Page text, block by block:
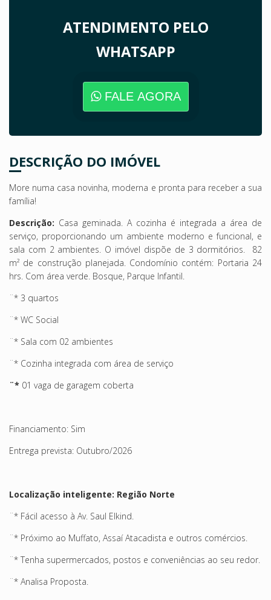
ATENDIMENTO PELO
WHATSAPP
FALE AGORA
DESCRIÇÃO DO IMÓVEL
More numa casa novinha, moderna e pronta para receber a sua
família!
Descrição: Casa geminada. A cozinha é integrada a área de
serviço, proporcionando um ambiente moderno e funcional, e
sala com 2 ambientes. O imóvel dispõe de 3 dormitórios.
82
m² de construção planejada. Condomínio contém: Portaria 24
hrs. Com área verde. Bosque, Parque Infantil.
¨* 3 quartos
¨* WC Social
¨* Sala com 02 ambientes
¨* Cozinha integrada com área de serviço
¨* 01 vaga de garagem coberta
Financiamento: Sim
Entrega prevista: Outubro/2026
Localização inteligente: Região Norte
¨* Fácil acesso à Av. Saul Elkind.
¨* Próximo ao Muffato, Assaí Atacadista e outros comércios.
¨* Tenha supermercados, postos e conveniências ao seu redor.
¨* Analisa Proposta.